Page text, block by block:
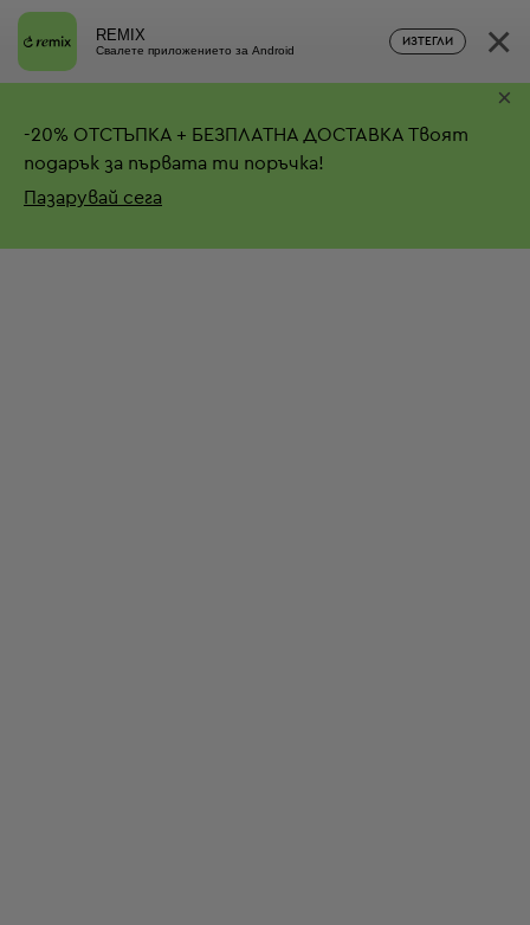
REMIX
Свалете приложението за Android
ИЗТЕГЛИ ×
-20% ОТСТЪПКА + БЕЗПЛАТНА ДОСТАВКА Твоят
подарък за първата ти поръчка!
Пазарувай сега
×